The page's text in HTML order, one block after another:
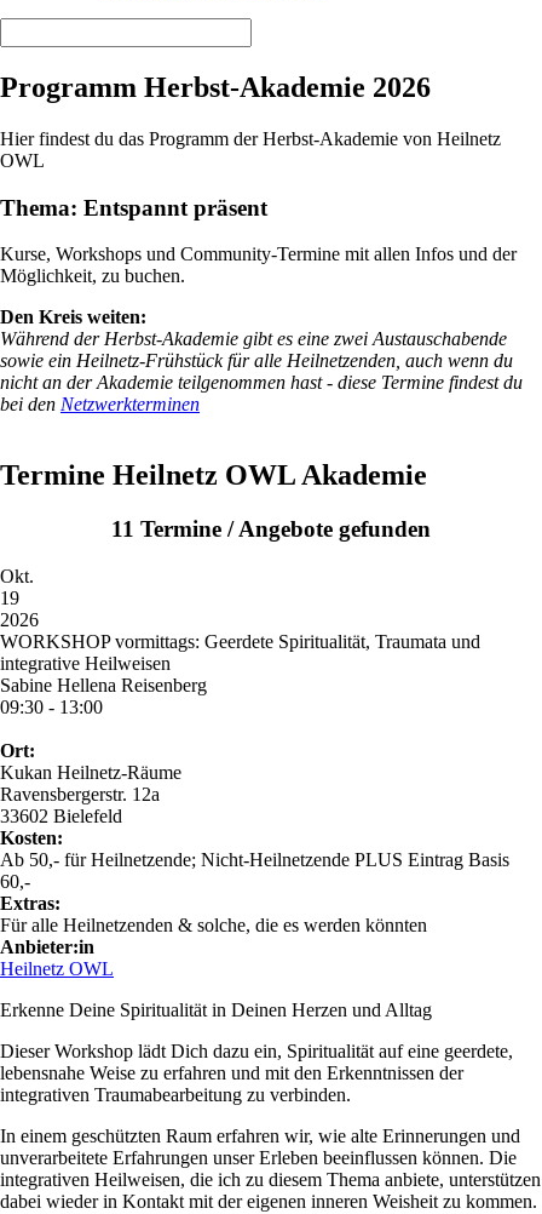
Programm Herbst-Akademie 2026
Hier findest du das Programm der Herbst-Akademie von Heilnetz
OWL
Thema: Entspannt präsent
Kurse, Workshops und Community-Termine mit allen Infos und der
Möglichkeit, zu buchen.
Den Kreis weiten:
Während der Herbst-Akademie gibt es eine zwei Austauschabende
sowie ein Heilnetz-Frühstück für alle Heilnetzenden, auch wenn du
nicht an der Akademie teilgenommen hast - diese Termine findest du
bei den Netzwerkterminen
Termine Heilnetz OWL Akademie
11 Termine / Angebote gefunden
Okt.
19
2026
WORKSHOP vormittags: Geerdete Spiritualität, Traumata und
integrative Heilweisen
Sabine Hellena Reisenberg
09:30 - 13:00
Ort:
Kukan Heilnetz-Räume
Ravensbergerstr. 12a
33602 Bielefeld
Kosten:
Ab 50,- für Heilnetzende; Nicht-Heilnetzende PLUS Eintrag Basis
60,-
Extras:
Für alle Heilnetzenden & solche, die es werden könnten
Anbieter:in
Heilnetz OWL
Erkenne Deine Spiritualität in Deinen Herzen und Alltag
Dieser Workshop lädt Dich dazu ein, Spiritualität auf eine geerdete,
lebensnahe Weise zu erfahren und mit den Erkenntnissen der
integrativen Traumabearbeitung zu verbinden.
In einem geschützten Raum erfahren wir, wie alte Erinnerungen und
unverarbeitete Erfahrungen unser Erleben beeinflussen können. Die
integrativen Heilweisen, die ich zu diesem Thema anbiete, unterstützen
dabei wieder in Kontakt mit der eigenen inneren Weisheit zu kommen.